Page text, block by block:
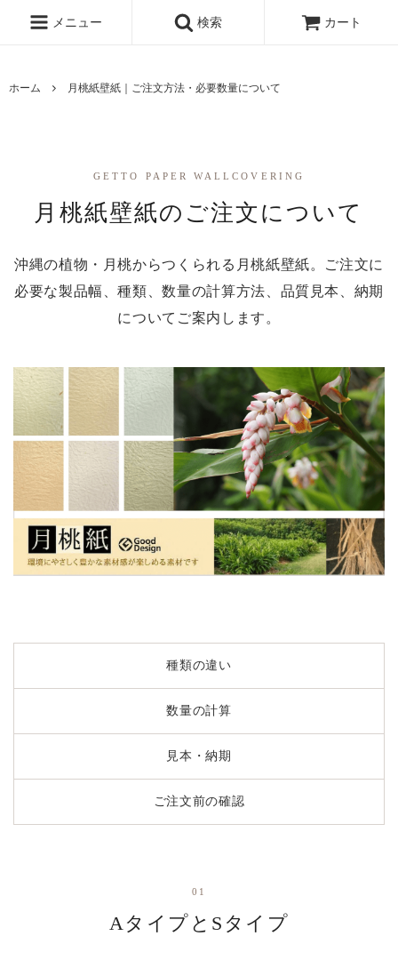
メニュー 検索 カート
ホーム 月桃紙壁紙｜ご注文方法・必要数量について
GETTO PAPER WALLCOVERING
月桃紙壁紙のご注文について
沖縄の植物・月桃からつくられる月桃紙壁紙。ご注文に
必要な製品幅、種類、数量の計算方法、品質見本、納期
についてご案内します。
種類の違い
数量の計算
見本・納期
ご注文前の確認
01
AタイプとSタイプ